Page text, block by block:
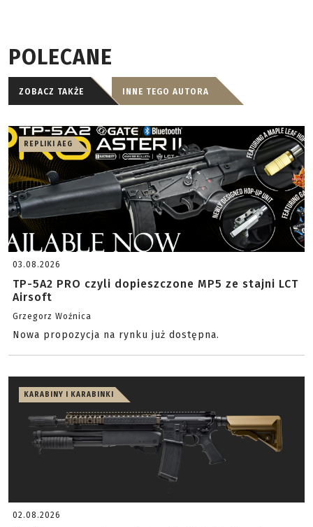
POLECANE
ZOBACZ TAKŻE INNE TEGO AUTORA
REPLIKI AEG
03.08.2026
TP-5A2 PRO czyli dopieszczone MP5 ze stajni LCT
Airsoft
Grzegorz Woźnica
Nowa propozycja na rynku już dostępna.
KARABINY I KARABINKI
02.08.2026